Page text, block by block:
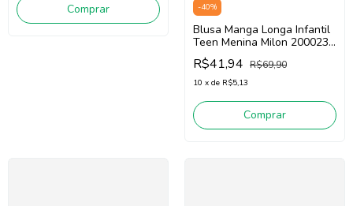
Comprar -40%
Blusa Manga Longa Infantil
Teen Menina Milon 2000238
(Preto)
R$41,94 R$69,90
10 x de R$5,13
Comprar